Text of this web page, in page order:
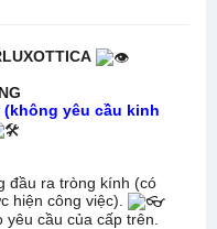
yêu cầu kinh
đầu ra tròng kính (có
hiện công việc).
cầu của cấp trên.